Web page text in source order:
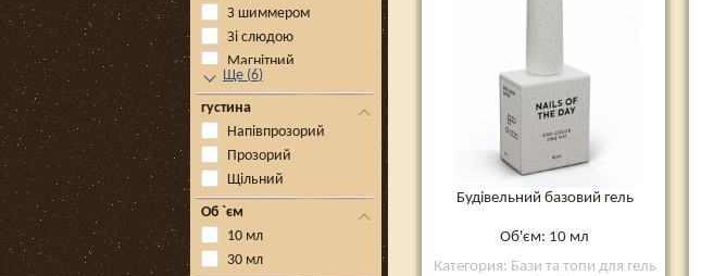
З шиммером
Зі слюдою
Магнітний
Ще (6)
густина
Напівпрозорий
Прозорий
Щільний
Об `єм
10 мл
30 мл
Будівельний базовий гель
Об'єм: 10 мл
Категория: Бази та топи для гель